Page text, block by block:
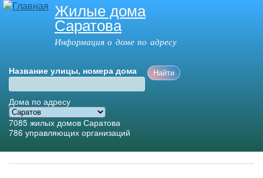
Перейти к
основному
содержанию
Жилые дома
Саратова
Информация о доме по адресу
Название улицы, номера дома
Дома по адресу
7085 жилых домов Саратова
786 управляющих организаций
Главное меню